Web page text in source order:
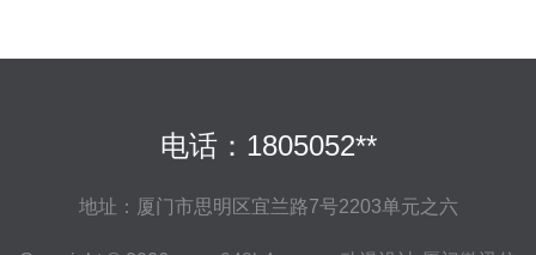
电话：1805052**
地址：厦门市思明区宜兰路7号2203单元之六